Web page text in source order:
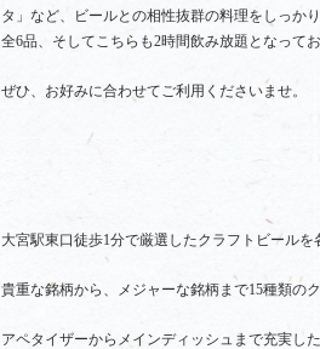
タ」など、ビールとの相性抜群の料理をしっかり
全6品、そしてこちらも2時間飲み放題となってお
ぜひ、お好みに合わせてご利用くださいませ。
大宮駅東口徒歩1分で厳選したクラフトビール
貴重な銘柄から、メジャーな銘柄まで15種類の
アペタイザーからメインディッシュまで充実し